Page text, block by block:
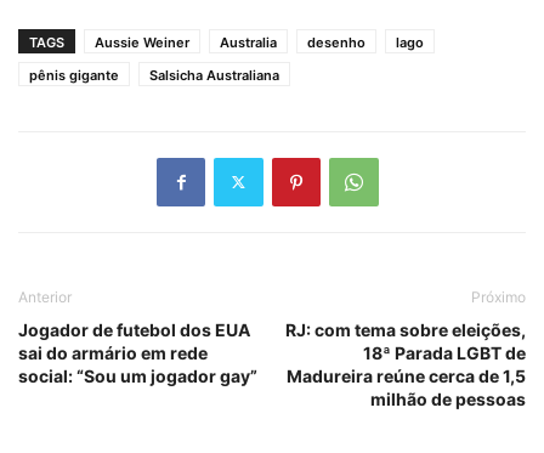
TAGS Aussie Weiner Australia desenho
lago
pênis gigante
Salsicha Australiana
Anterior
Jogador de futebol dos EUA
sai do armário em rede
social: “Sou um jogador gay”
Próximo
RJ: com tema sobre eleições,
18ª Parada LGBT de
Madureira reúne cerca de 1,5
milhão de pessoas